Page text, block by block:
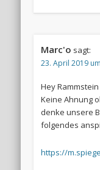
Marc'o sagt:
23. April 2019
Hey
Keine Ahnung
denke unsere
folgendes
https://